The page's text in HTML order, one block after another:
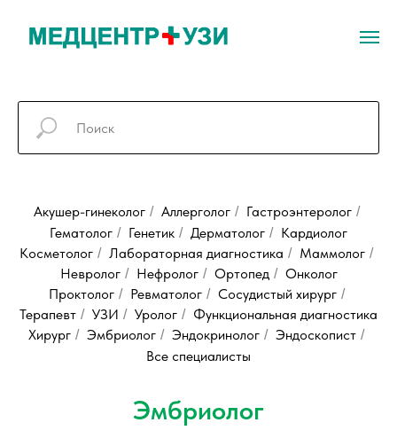
Акушер-гинеколог / Аллерголог / Гастроэнтеролог /
Гематолог / Генетик / Дерматолог / Кардиолог
Косметолог / Лабораторная диагностика / Маммолог /
Невролог / Нефролог / Ортопед / Онколог
Проктолог / Ревматолог / Сосудистый хирург /
Терапевт / УЗИ / Уролог / Функционaльная диaгностика
Хирург / Эмбриолог / Эндокринолог / Эндоскопист /
Все специалисты
Эмбриолог